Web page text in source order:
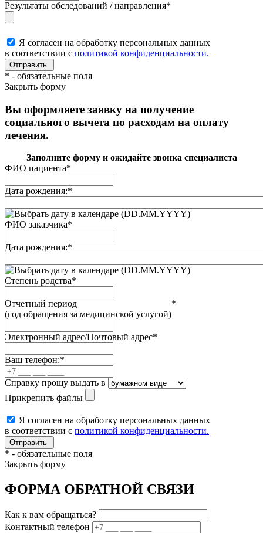
Результаты обследований / направления*
Я согласен на обработку персональных данных
в соответствии с политикой конфиденциальности.
* - обязательные поля
Закрыть форму
Вы оформляете заявку на получение
социального вычета по расходам на оплату
лечения.
Заполните форму и ожидайте звонка специалиста
ФИО пациента*
Дата рождения:*
(DD.MM.YYYY)
ФИО заказчика*
Дата рождения:*
(DD.MM.YYYY)
Степень родства*
Отчетный период
(год обращения за медицинской услугой)
*
Электронный адрес/Почтовый адрес*
Ваш телефон:*
Справку прошу выдать в
Прикрепить файлы
Я согласен на обработку персональных данных
в соответствии с политикой конфиденциальности.
* - обязательные поля
Закрыть форму
ФОРМА ОБРАТНОЙ СВЯЗИ
Как к вам обращаться?
Контактный телефон